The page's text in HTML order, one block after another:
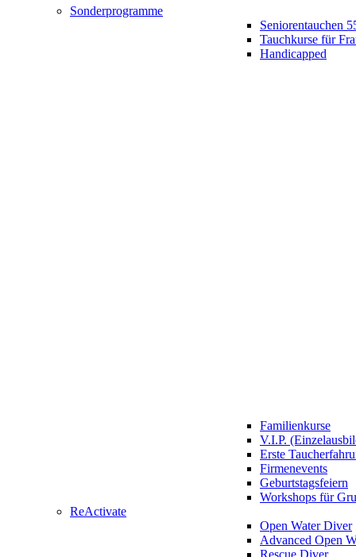
Sonderprogramme
Seniorentauchen
Tauchkurse für
Handicapped
Familienkurse
V.I.P.
Erste
Firmenevents
Geburtstagsfeiern
Workshops für
ReActivate
Open Water Diver
Advanced Open
Rescue Diver